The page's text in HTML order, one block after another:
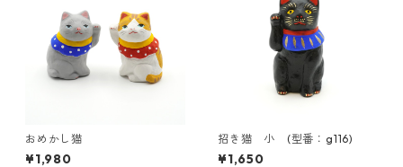
おめかし猫
¥1,980
招き猫 小 (型番：g116)
¥1,650